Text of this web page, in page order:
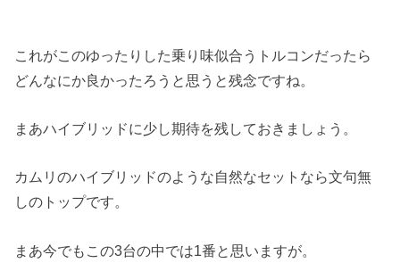
これがこのゆったりした乗り味似合うトルコンだったら
どんなにか良かったろうと思うと残念ですね。
まあハイブリッドに少し期待を残しておきましょう。
カムリのハイブリッドのような自然なセットなら文句無
しのトップです。
まあ今でもこの3台の中では1番と思いますが。